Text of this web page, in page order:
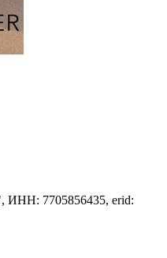
ИНН: 7705856435, erid: